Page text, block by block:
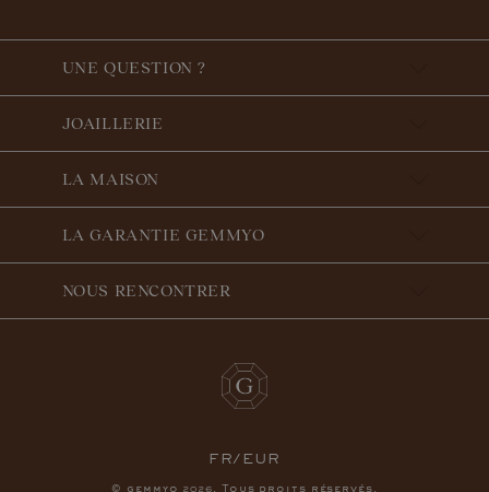
UNE QUESTION ?
JOAILLERIE
LA MAISON
LA GARANTIE GEMMYO
NOUS RENCONTRER
FR/EUR
© gemmyo . Tous droits réservés.